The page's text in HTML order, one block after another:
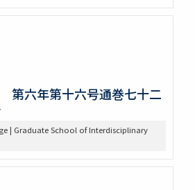
第六年第十六号通巻七十二
| Graduate School of Interdisciplinary